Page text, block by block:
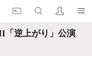
「逆上がり」公演